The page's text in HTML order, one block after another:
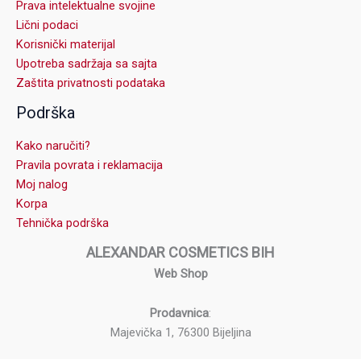
Prava intelektualne svojine
Lični podaci
Korisnički materijal
Upotreba sadržaja sa sajta
Zaštita privatnosti podataka
Podrška
Kako naručiti?
Pravila povrata i reklamacija
Moj nalog
Korpa
Tehnička podrška
ALEXANDAR COSMETICS BIH
Web Shop
Prodavnica:
Majevička 1, 76300 Bijeljina